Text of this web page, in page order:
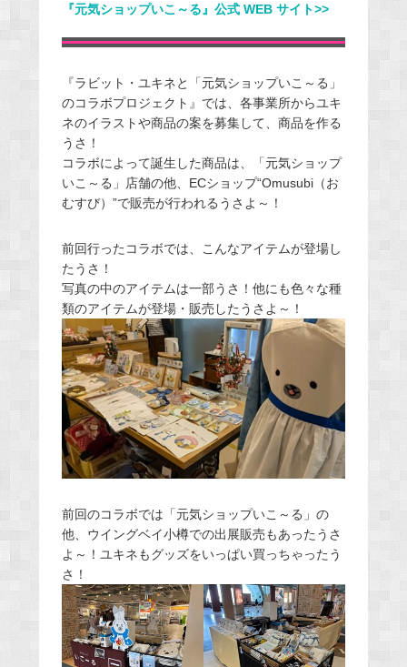
『元気ショップいこ～る』公式 WEB サイト>>
『ラビット・ユキネと「元気ショップいこ～る」
のコラボプロジェクト』では、各事業所からユキ
ネのイラストや商品の案を募集して、商品を作る
うさ！
コラボによって誕生した商品は、「元気ショップ
いこ～る」店舗の他、ECショップ“Omusubi（お
むすび）”で販売が行われるうさよ～！
前回行ったコラボでは、こんなアイテムが登場し
たうさ！
写真の中のアイテムは一部うさ！他にも色々な種
類のアイテムが登場・販売したうさよ～！
前回のコラボでは「元気ショップいこ～る」の
他、ウイングベイ小樽での出展販売もあったうさ
よ～！ユキネもグッズをいっぱい買っちゃったう
さ！